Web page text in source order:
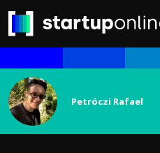
Petróczi Rafael